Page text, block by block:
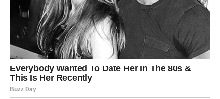
RAK
LJUBAV KOJU NIKADA NISTE POTPUNO
PREBOLJELI
Rakovi su među najvećim favoritima ovog ljubavnog
horoskopa.